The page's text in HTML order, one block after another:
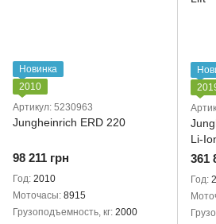
Новинка
2010
Артикул: 5230963
Jungheinrich ERD 220
98 211 грн
Год 2010
Моточасы 8915
Грузоподъемность, кг 2000
Li-
361
Год